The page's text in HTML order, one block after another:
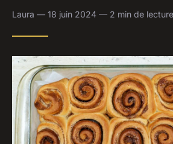
Laura — 18 juin 2024 — 2 min de lecture